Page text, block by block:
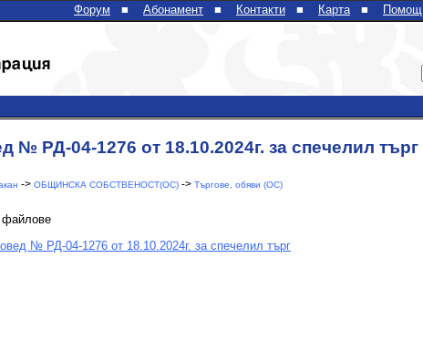
Форум ■ Абонамент ■ Контакти ■ Карта ■ Помощ
№ РД-04-1276 от 18.10.2024г. за спечелил търг
-> ОБЩИНСКА СОБСТВЕНОСТ(ОС) -> Търгове, обяви (ОС)
файлове
№ РД-04-1276 от 18.10.2024г. за спечелил търг